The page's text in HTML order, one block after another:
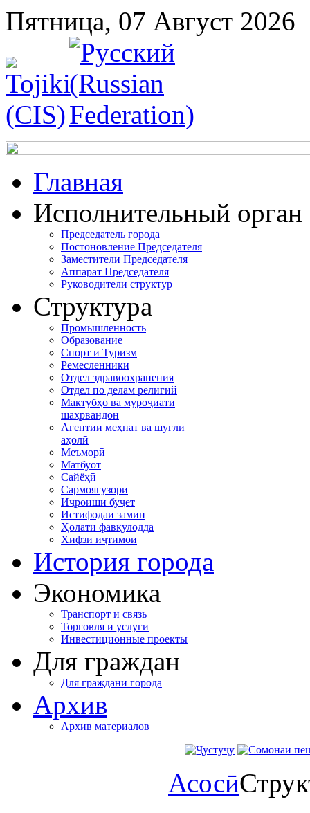
Пятница, 07 Август 2026
Главная
Исполнительный орган
Председатель города
Постоновление Председателя
Заместители Председателя
Аппарат Председателя
Руководители структур
Структура
Промышленность
Образование
Спорт и Туризм
Ремесленники
Отдел здравоохранения
Отдел по делам религий
Мактубҳо ва муроҷиати
шаҳрвандон
Агентии меҳнат ва шуғли
аҳолӣ
Меъморӣ
Матбуот
Сайёҳӣ
Сармоягузорӣ
Иҷроиши буҷет
Истифодаи замин
Ҳолати фавқулодда
Хифзи иҷтимоӣ
История города
Экономика
Транспорт и связь
Торговля и услуги
Инвестиционные проекты
Для граждан
Для граждани города
Архив
Архив материалов
Асосӣ